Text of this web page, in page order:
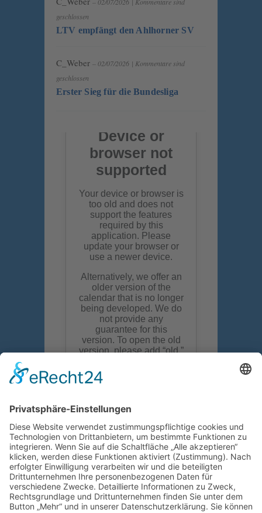
geschlossen
LTV empfängt den Ahlhorner SV
C_Weber – 02/07/2026 | Kommentare sind
geschlossen
Erster Sieg für die Bundesliga
Wir suchen euch